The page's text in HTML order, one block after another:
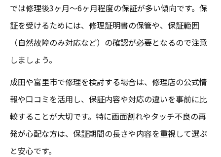
では修理後3ヶ月～6ヶ月程度の保証が多い傾向です。保
証を受けるためには、修理証明書の保管や、保証範囲
（自然故障のみ対応など）の確認が必要となるので注意
しましょう。
成田や富里市で修理を検討する場合は、修理店の公式情
報や口コミを活用し、保証内容や対応の違いを事前に比
較することが大切です。特に画面割れやタッチ不良の再
発が心配な方は、保証期間の長さや内容を重視して選ぶ
と安心です。